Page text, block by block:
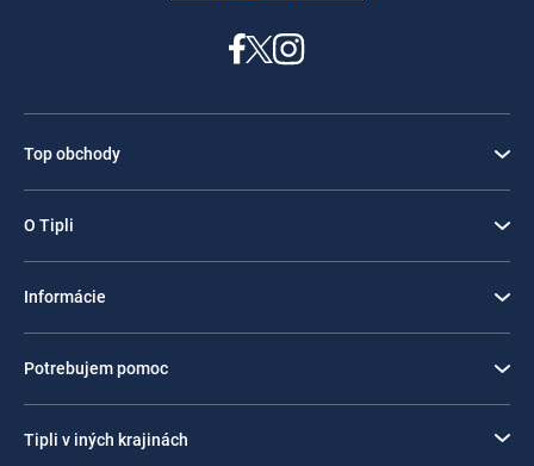
Top obchody
O Tipli
Informácie
Potrebujem pomoc
Tipli v iných krajinách